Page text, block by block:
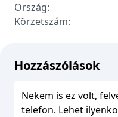
Ország:
Körzetszám:
Hozzászólások
Nekem is ez volt,
telefon. Lehet